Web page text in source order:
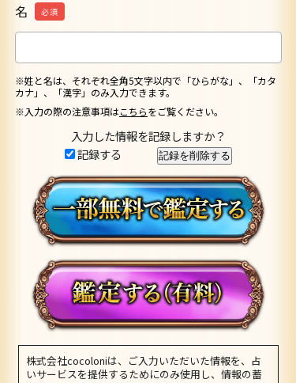
名 必須
※姓と名は、それぞれ全角5文字以内で「ひらがな」、「カタ
カナ」、「漢字」のみ入力できます。
※入力の際の注意事項はこちらをご覧ください。
入力した情報を記録しますか？
記録する
株式会社cocoloniは、ご入力いただいた情報を、占
いサービスを提供するためにのみ使用し、情報の蓄